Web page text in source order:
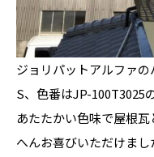
ジョリパットアルファ
S、色番はJP-100T3025
あたたかい色味で屋根
へんお喜びいただけまし